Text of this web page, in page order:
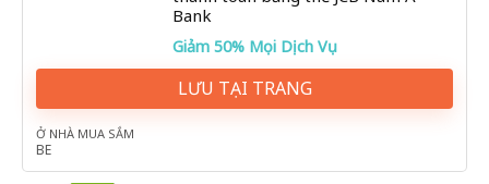
Bank
Giảm 50% Mọi Dịch Vụ
LƯU TẠI TRANG
Ở NHÀ MUA SẮM
BE